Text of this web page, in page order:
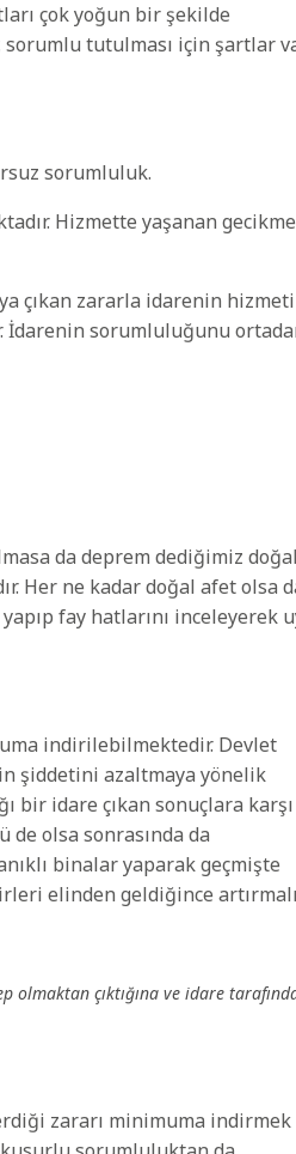
çok yoğun bir şekilde
sorumlu tutulması için şartlar
sorumluluk.
Hizmette yaşanan
çıkan zararla idarenin hizmeti
İdarenin sorumluluğunu
da deprem dediğimiz doğal
Her ne kadar doğal afet olsa
fay hatlarını inceleyerek
indirilebilmektedir. Devlet
şiddetini azaltmaya yönelik
bir idare çıkan sonuçlara karşı
olsa sonrasında da
binalar yaparak geçmişte
elinden geldiğince
olmaktan çıktığına ve idare
zararı minimuma indirmek